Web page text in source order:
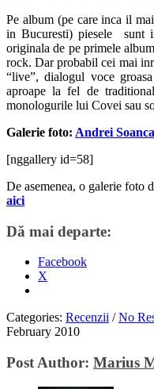
Pe album (pe care inca il
in Bucuresti) piesele sunt
originala de pe primele
rock. Dar probabil cei mai
“live”, dialogul voce
aproape la fel de
monologurile lui Covei sau
Galerie foto: Andrei Soanca
[nggallery id=58]
De asemenea, o galerie foto
aici
Dă mai departe:
Facebook
X
Categories: Recenzii / No
February 2010
Post Author: Marius